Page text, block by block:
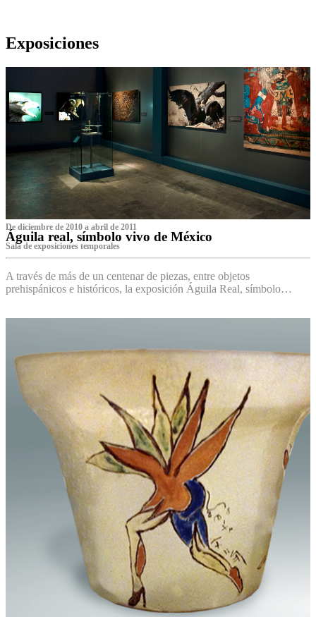
Exposiciones
De diciembre de 2010 a abril de 2011
Águila real, símbolo vivo de México
Sala de exposiciones temporales
A través de más de un centenar de piezas, entre objetos
prehispánicos e históricos, la exposición Águila Real, símbolo…